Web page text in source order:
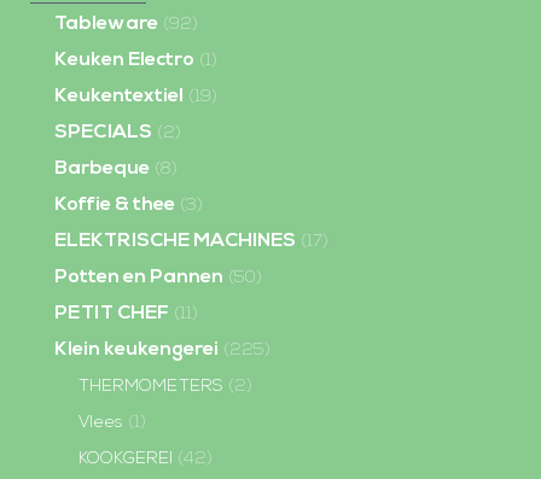
Tableware (92)
Keuken Electro (1)
Keukentextiel (19)
SPECIALS (2)
Barbeque (8)
Koffie & thee (3)
ELEKTRISCHE MACHINES (17)
Potten en Pannen (50)
PETIT CHEF (11)
Klein keukengerei (225)
THERMOMETERS (2)
Vlees (1)
KOOKGEREI (42)